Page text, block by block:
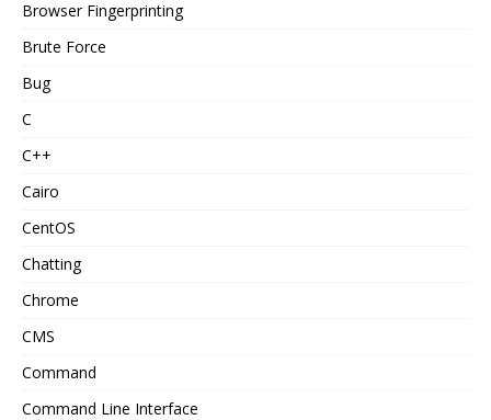
Browser Fingerprinting
Brute Force
Bug
C
C++
Cairo
CentOS
Chatting
Chrome
CMS
Command
Command Line Interface